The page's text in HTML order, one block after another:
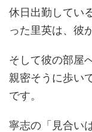
休日出勤してい
った里英は、彼
そして彼の部屋
親密そうに歩い
です。
寧志の「見合い